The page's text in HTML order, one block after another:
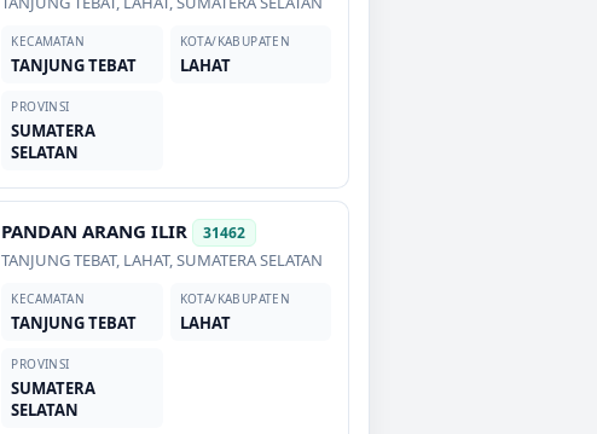
KECAMATAN
TANJUNG TEBAT
KOTA/KABUPATEN
LAHAT
PROVINSI
SUMATERA
SELATAN
PANDAN ARANG ILIR 31462
TANJUNG TEBAT, LAHAT,SUMATERA SELATAN
KECAMATAN
TANJUNG TEBAT
KOTA/KABUPATEN
LAHAT
PROVINSI
SUMATERA
SELATAN